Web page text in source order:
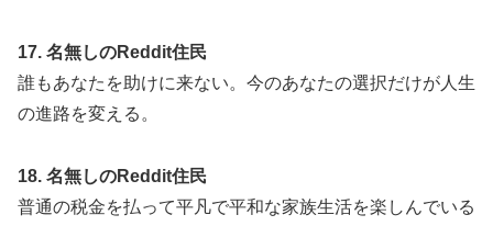
17. 名無しのReddit住民
誰もあなたを助けに来ない。今のあなたの選択だけが人生
の進路を変える。
18. 名無しのReddit住民
普通の税金を払って平凡で平和な家族生活を楽しんでいる